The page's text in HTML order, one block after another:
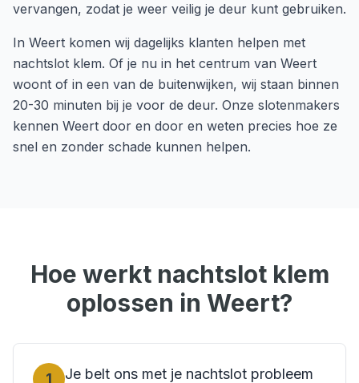
vervangen, zodat je weer veilig je deur kunt gebruiken.
In Weert komen wij dagelijks klanten helpen met
nachtslot klem. Of je nu in het centrum van Weert
woont of in een van de buitenwijken, wij staan binnen
20-30 minuten bij je voor de deur. Onze slotenmakers
kennen Weert door en door en weten precies hoe ze
snel en zonder schade kunnen helpen.
Hoe werkt nachtslot klem
oplossen in Weert?
1 Je belt ons met je nachtslot probleem